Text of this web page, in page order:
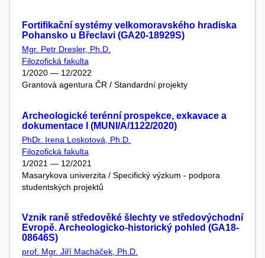
Fortifikační systémy velkomoravského hradiska
Pohansko u Břeclavi (GA20-18929S)
Mgr. Petr Dresler, Ph.D.
Filozofická fakulta
1/2020 — 12/2022
Grantová agentura ČR / Standardní projekty
Archeologické terénní prospekce, exkavace a
dokumentace I (MUNI/A/1122/2020)
PhDr. Irena Loskotová, Ph.D.
Filozofická fakulta
1/2021 — 12/2021
Masarykova univerzita / Specifický výzkum - podpora
studentských projektů
Vznik raně středověké šlechty ve středovýchodní
Evropě. Archeologicko-historický pohled (GA18-
08646S)
prof. Mgr. Jiří Macháček, Ph.D.